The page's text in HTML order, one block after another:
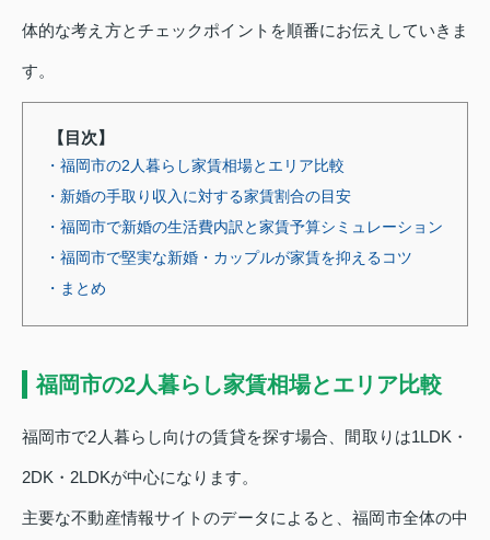
体的な考え方とチェックポイントを順番にお伝えしていきま
す。
【目次】
・福岡市の2人暮らし家賃相場とエリア比較
・新婚の手取り収入に対する家賃割合の目安
・福岡市で新婚の生活費内訳と家賃予算シミュレーション
・福岡市で堅実な新婚・カップルが家賃を抑えるコツ
・まとめ
福岡市の2人暮らし家賃相場とエリア比較
福岡市で2人暮らし向けの賃貸を探す場合、間取りは1LDK・
2DK・2LDKが中心になります。
主要な不動産情報サイトのデータによると、福岡市全体の中